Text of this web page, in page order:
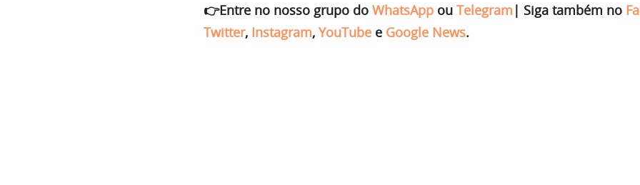
👉Entre no nosso grupo do WhatsApp ou Telegram | Siga também no
Twitter, Instagram, YouTube e Google News.